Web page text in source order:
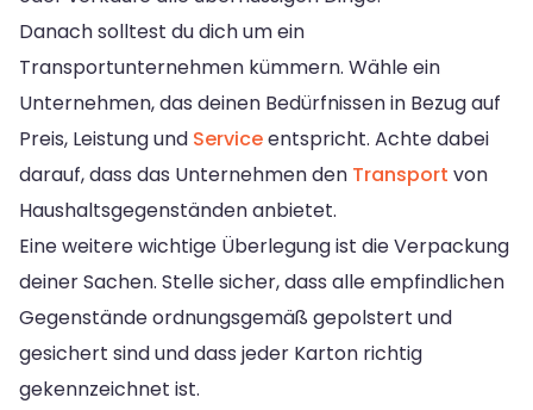
Danach solltest du dich um ein
Transportunternehmen kümmern. Wähle ein
Unternehmen, das deinen Bedürfnissen in Bezug auf
Preis, Leistung und Serviceentspricht. Achte dabei
darauf, dass das Unternehmen den Transport von
Haushaltsgegenständen anbietet.
Eine weitere wichtige Überlegung ist die Verpackung
deiner Sachen. Stelle sicher, dass alle empfindlichen
Gegenstände ordnungsgemäß gepolstert und
gesichert sind und dass jeder Karton richtig
gekennzeichnet ist.